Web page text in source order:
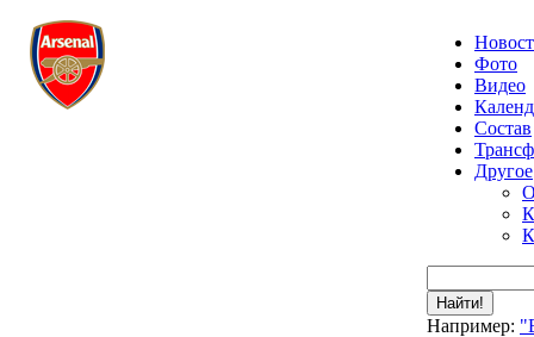
Фото
Видео
Состав
Другое
Найти!
Например: